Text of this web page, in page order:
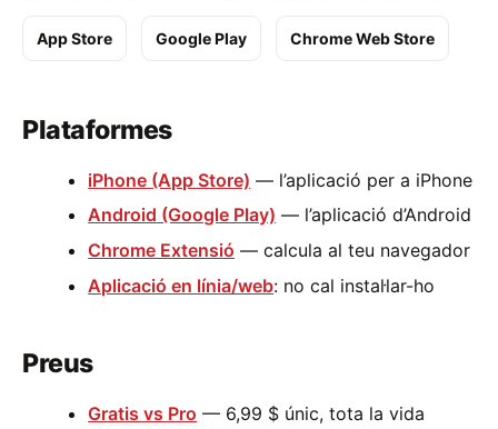
App Store Google Play Chrome Web Store
Plataformes
iPhone (App Store) — l’aplicació per a iPhone
Android (Google Play) — l’aplicació d’Android
Chrome Extensió — calcula al teu navegador
Aplicació en línia/web: no cal instal·lar-ho
Preus
Gratis vs Pro — 6,99 $ únic, tota la vida